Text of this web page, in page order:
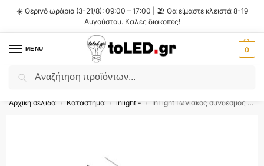
☀️ Θερινό ωράριο (3-21/8): 09:00 – 17:00 | 🏖️ Θα είμαστε κλειστά 8-19
Αυγούστου. Καλές διακοπές!
MENU 0
Flash Sale ⚡ 10% Έκπτωση με τον κωδικό
Αρχική σελίδα / Κατάστημα / inlight - / InLight Γωνιακός σύνδεσμος LED 8W 4000K σε μαύρη απόχρωση D:17,6cmX17,6cm (L002-BL)